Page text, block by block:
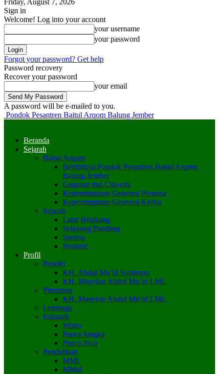
Friday, August 7, 2026
Sign in
Welcome! Log into your account
your username
your password
Forgot your password? Get help
Password recovery
Recover your password
your email
A password will be e-mailed to you.
Pondok Pesantren Baitul Arqom Balung Jember
Beranda
Sejarah
Baitul Arqom
Berdirinya Pondok Pesantren Baitul Arqom
Balung Jember
Gagasan dan Cita-cita
Kepemimpinan Generasi Pertama
Kepemimpinan Generasi Kedua
Sejarah
Latar Belakang
Selayang Pandang
Sintesa
Struktur
Profil
Pendiri
KH. Abdul Mu’id Sulaiman
KH. Masykur Abdul Mu’id LML
Pimpinan
KH. Masykur Abdul Mu’id LML
Lembaga
Falsafah
Motto
Panca Jangka
Panca Jiwa
Pendidikan
MMI
MMaI